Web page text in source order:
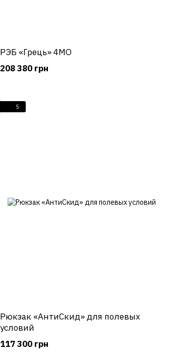
РЭБ «Грець» 4МО
208 380 грн
5
Рюкзак «АнтиСкид» для полевых
условий
117 300 грн